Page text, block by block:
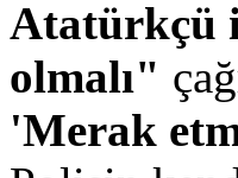
Atatürkçü
olmalı"
'Merak